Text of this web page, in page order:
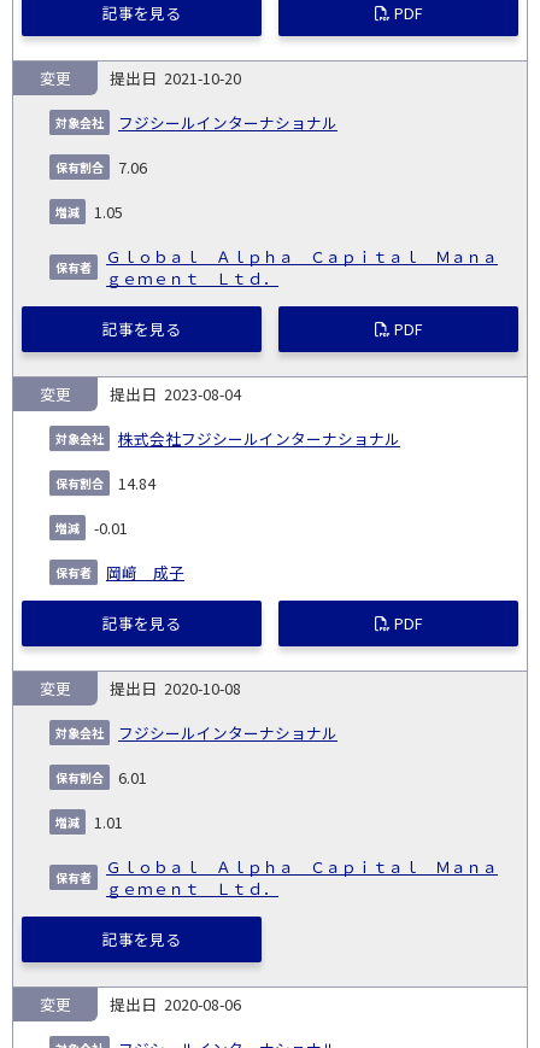
記事を見る PDF
2021-10-20
フジシールインターナショナル
変更
7.06
1.05
Ｇｌｏｂａｌ Ａｌｐｈａ Ｃａｐｉｔａｌ Ｍａｎａ
ｇｅｍｅｎｔ Ｌｔｄ．
記事を見る PDF
2023-08-04
株式会社フジシールインターナショナル
変更
14.84
-0.01
岡﨑 成子
記事を見る PDF
2020-10-08
フジシールインターナショナル
変更
6.01
1.01
Ｇｌｏｂａｌ Ａｌｐｈａ Ｃａｐｉｔａｌ Ｍａｎａ
ｇｅｍｅｎｔ Ｌｔｄ．
記事を見る
2020-08-06
変更